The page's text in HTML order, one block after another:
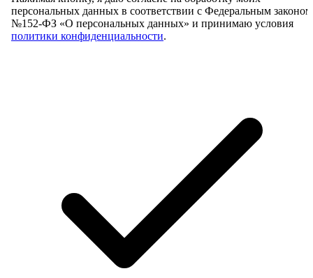
персональных данных в соответствии с Федеральным законом
№152-ФЗ «О персональных данных» и принимаю условия
политики конфиденциальности.